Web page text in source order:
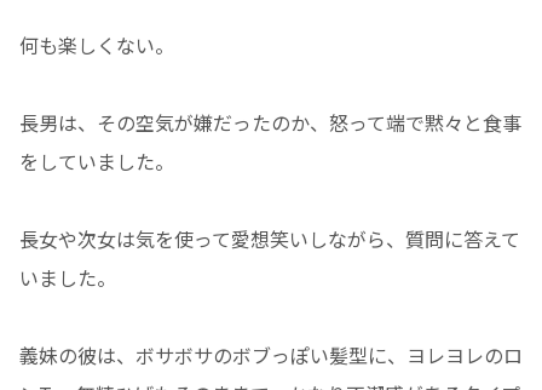
何も楽しくない。
長男は、その空気が嫌だったのか、怒って端で黙々と食事
をしていました。
長女や次女は気を使って愛想笑いしながら、質問に答えて
いました。
義妹の彼は、ボサボサのボブっぽい髪型に、ヨレヨレのロ